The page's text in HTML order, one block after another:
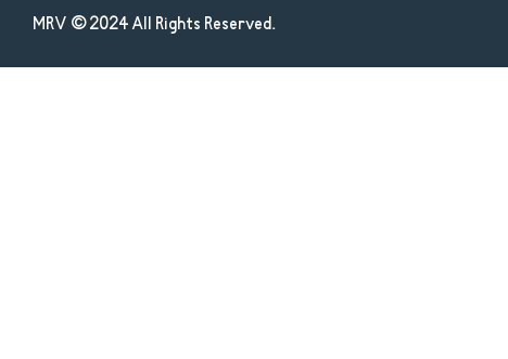
MRV © 2024 All Rights Reserved.